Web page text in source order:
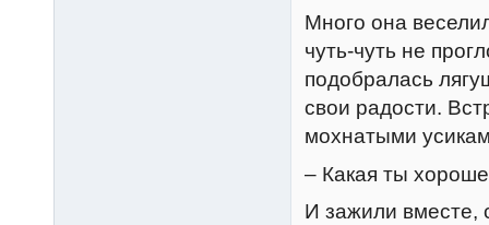
Много она
чуть-чуть не
подобралась
свои радости.
мохнатыми
– Какая ты
И зажили вместе,